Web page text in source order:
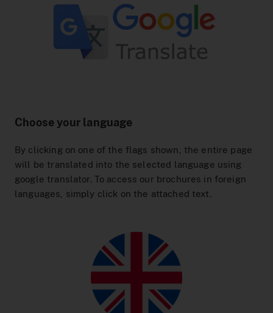
Fahrplan bestellen
AnrufSammelTaxi
Interaktiver Liniennetzplan
MeinAbo-Portal
News/Presse
Choose your language
By clicking on one of the flags shown, the entire page
will be translated into the selected language using
google translator. To access our brochures in foreign
languages, simply click on the attached text.